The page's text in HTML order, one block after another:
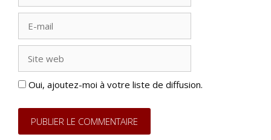
mail
web
Oui, ajoutez-moi à votre liste de diffusion.